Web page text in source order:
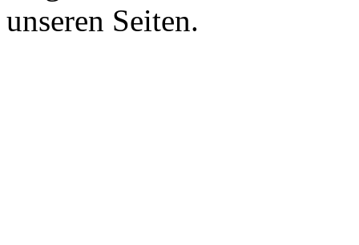
unseren Seiten.